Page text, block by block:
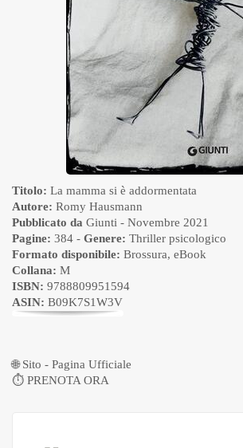
Titolo: La mamma si è addormentata
Autore: Romy Hausmann
Pubblicato da Giunti - Novembre 2021
Pagine: 384 - Genere: Thriller psicologico
Formato disponibile: Brossura, eBook
Collana: M
ISBN: 9788809951594
ASIN: B09K7S1W3V
🌐Sito - Pagina Ufficiale
⏱ PRENOTA ORA